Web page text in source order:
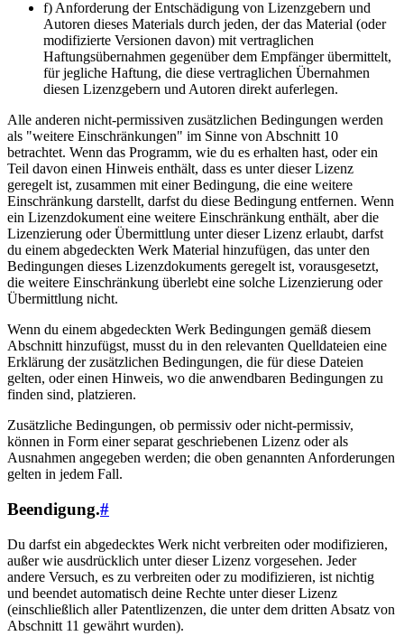
f) Anforderung der Entschädigung von Lizenzgebern und
Autoren dieses Materials durch jeden, der das Material (oder
modifizierte Versionen davon) mit vertraglichen
Haftungsübernahmen gegenüber dem Empfänger übermittelt,
für jegliche Haftung, die diese vertraglichen Übernahmen
diesen Lizenzgebern und Autoren direkt auferlegen.
Alle anderen nicht-permissiven zusätzlichen Bedingungen werden
als "weitere Einschränkungen" im Sinne von Abschnitt 10
betrachtet. Wenn das Programm, wie du es erhalten hast, oder ein
Teil davon einen Hinweis enthält, dass es unter dieser Lizenz
geregelt ist, zusammen mit einer Bedingung, die eine weitere
Einschränkung darstellt, darfst du diese Bedingung entfernen. Wenn
ein Lizenzdokument eine weitere Einschränkung enthält, aber die
Lizenzierung oder Übermittlung unter dieser Lizenz erlaubt, darfst
du einem abgedeckten Werk Material hinzufügen, das unter den
Bedingungen dieses Lizenzdokuments geregelt ist, vorausgesetzt,
die weitere Einschränkung überlebt eine solche Lizenzierung oder
Übermittlung nicht.
Wenn du einem abgedeckten Werk Bedingungen gemäß diesem
Abschnitt hinzufügst, musst du in den relevanten Quelldateien eine
Erklärung der zusätzlichen Bedingungen, die für diese Dateien
gelten, oder einen Hinweis, wo die anwendbaren Bedingungen zu
finden sind, platzieren.
Zusätzliche Bedingungen, ob permissiv oder nicht-permissiv,
können in Form einer separat geschriebenen Lizenz oder als
Ausnahmen angegeben werden; die oben genannten Anforderungen
gelten in jedem Fall.
Beendigung.#
Du darfst ein abgedecktes Werk nicht verbreiten oder modifizieren,
außer wie ausdrücklich unter dieser Lizenz vorgesehen. Jeder
andere Versuch, es zu verbreiten oder zu modifizieren, ist nichtig
und beendet automatisch deine Rechte unter dieser Lizenz
(einschließlich aller Patentlizenzen, die unter dem dritten Absatz von
Abschnitt 11 gewährt wurden).